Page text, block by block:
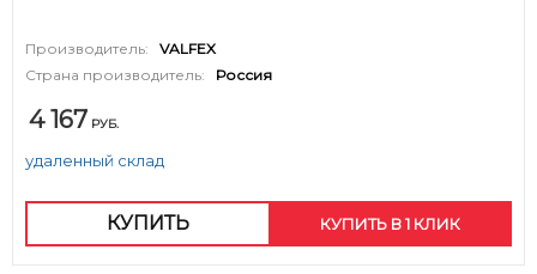
Производитель:
VALFEX
Страна производитель:
Россия
4 167 РУБ.
удаленный склад
КУПИТЬ КУПИТЬ В 1 КЛИК